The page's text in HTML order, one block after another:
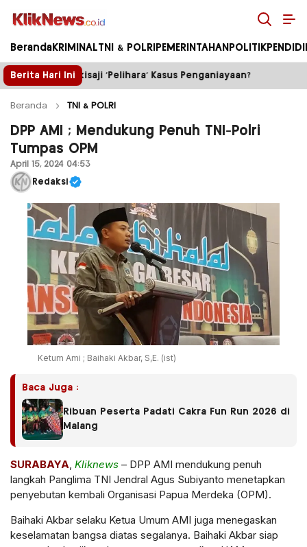
Kliknews.co.id
Beranda KRIMINAL TNI & POLRI PEMERINTAHAN POLITIK
Berita Hari Ini
Kasus Penganiayaan? Truk Tambang ilegal
Beranda TNI & POLRI
DPP AMI ; Mendukung Penuh TNI-Polri
Tumpas OPM
April 15, 2024 04:53
Redaksi
Ketum Ami ; Baihaki Akbar, S,E. (ist)
Baca Juga :
Ribuan Peserta Padati Cakra Fun Run 2026 di
Malang
SURABAYA, Kliknews – DPP AMI mendukung penuh
langkah Panglima TNI Jendral Agus Subiyanto menetapkan
penyebutan kembali Organisasi Papua Merdeka (OPM).
Baihaki Akbar selaku Ketua Umum AMI juga menegaskan
keselamatan bangsa diatas segalanya. Baihaki Akbar siap